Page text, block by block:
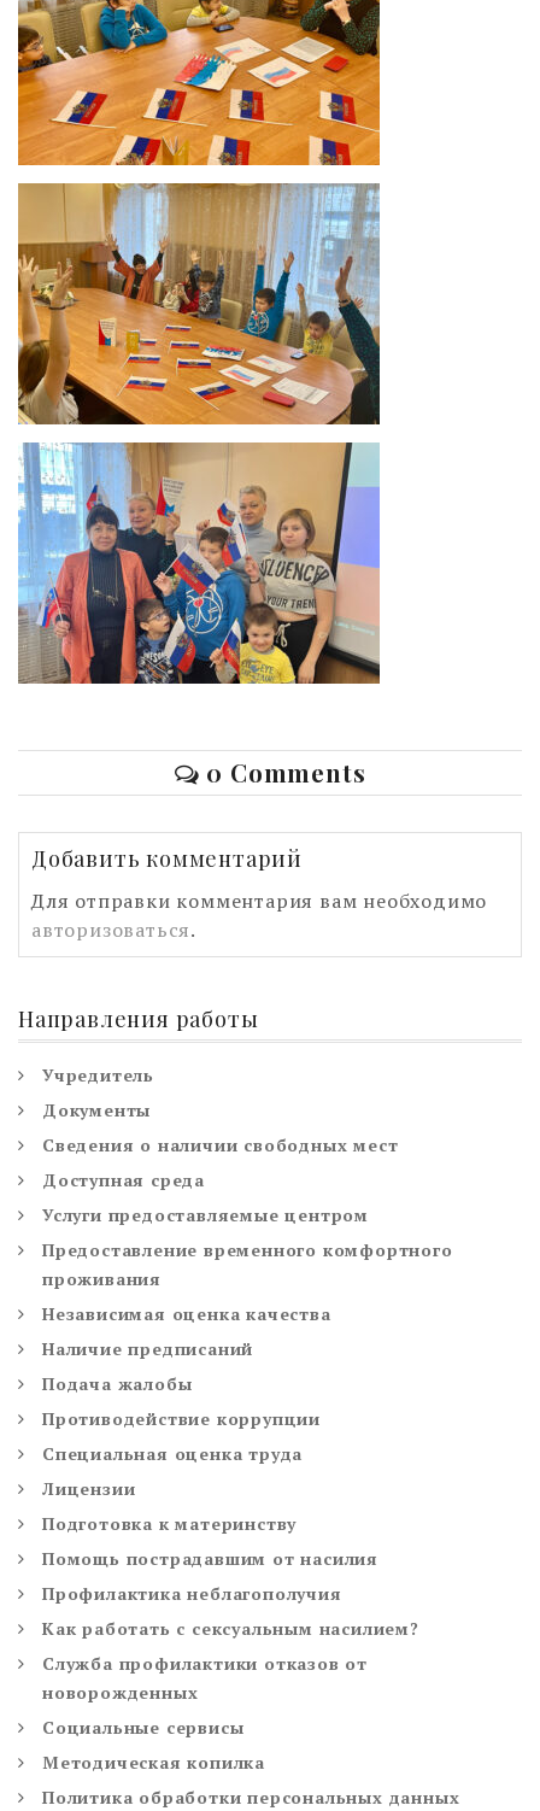
0 Comments
Добавить комментарий
Для отправки комментария вам необходимо
авторизоваться.
Направления работы
Учредитель
Документы
Сведения о наличии свободных мест
Доступная среда
Услуги предоставляемые центром
Предоставление временного комфортного
проживания
Независимая оценка качества
Наличие предписаний
Подача жалобы
Противодействие коррупции
Специальная оценка труда
Лицензии
Подготовка к материнству
Помощь пострадавшим от насилия
Профилактика неблагополучия
Как работать с сексуальным насилием?
Служба профилактики отказов от
новорожденных
Социальные сервисы
Методическая копилка
Политика обработки персональных данных